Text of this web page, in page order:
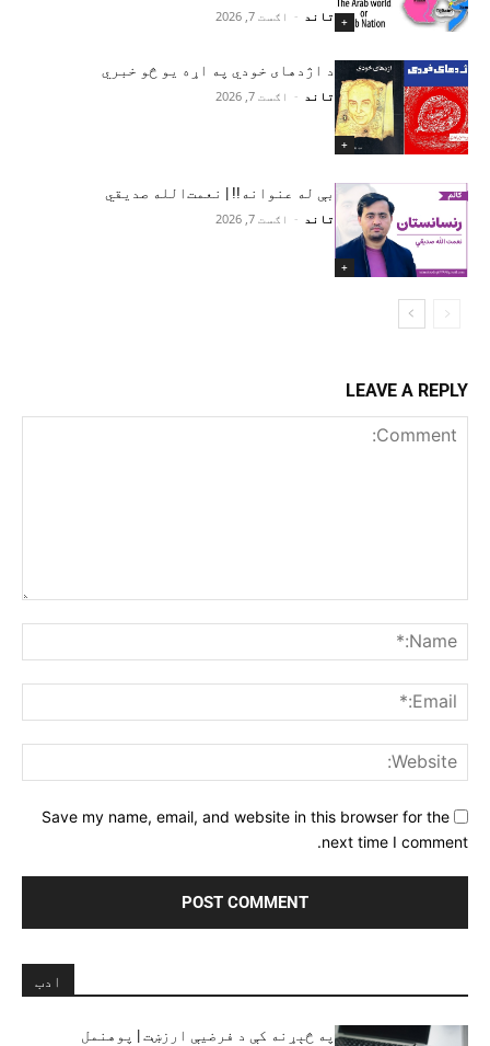
+ تاند - اګست 7, 2026
+
د اژدهای خودي په اړه یو څو خبري
تاند - اګست 7, 2026
+
بې له عنوانه!! | نعمت‌الله صدیقي
تاند - اګست 7, 2026
LEAVE A REPLY
Save my name, email, and website in this browser for the
next time I comment.
ادب
په څېړنه کې د فرضيې ارزښت | پوهنمل